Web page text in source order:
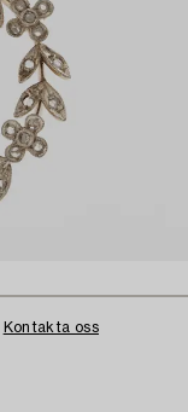
Kontakta oss